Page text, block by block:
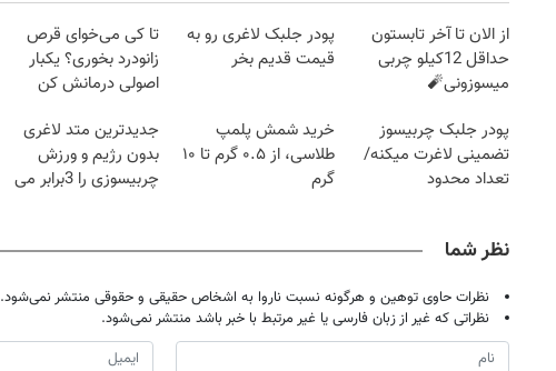
از الان تا آخر تابستون
حداقل 12کیلو چربی
میسوزونی🧨
پودر جلبک لاغری رو به
قیمت قدیم بخر
تا کی می‌خوای قرص
زانودرد بخوری؟ یکبار
اصولی درمانش کن
پودر جلبک چربیسوز
تضمینی لاغرت میکنه/
تعداد محدود
خرید شمش پلمپ
طلاسی، از ۰.۵ گرم تا ۱۰
گرم
جدیدترین متد لاغری
بدون رژیم و ورزش
چربیسوزی را 3برابر می
نظر شما
نظرات حاوی توهین و هرگونه نسبت ناروا به اشخاص حقیقی و حقوقی منتشر نمی‌شود.
نظراتی که غیر از زبان فارسی یا غیر مرتبط با خبر باشد منتشر نمی‌شود.